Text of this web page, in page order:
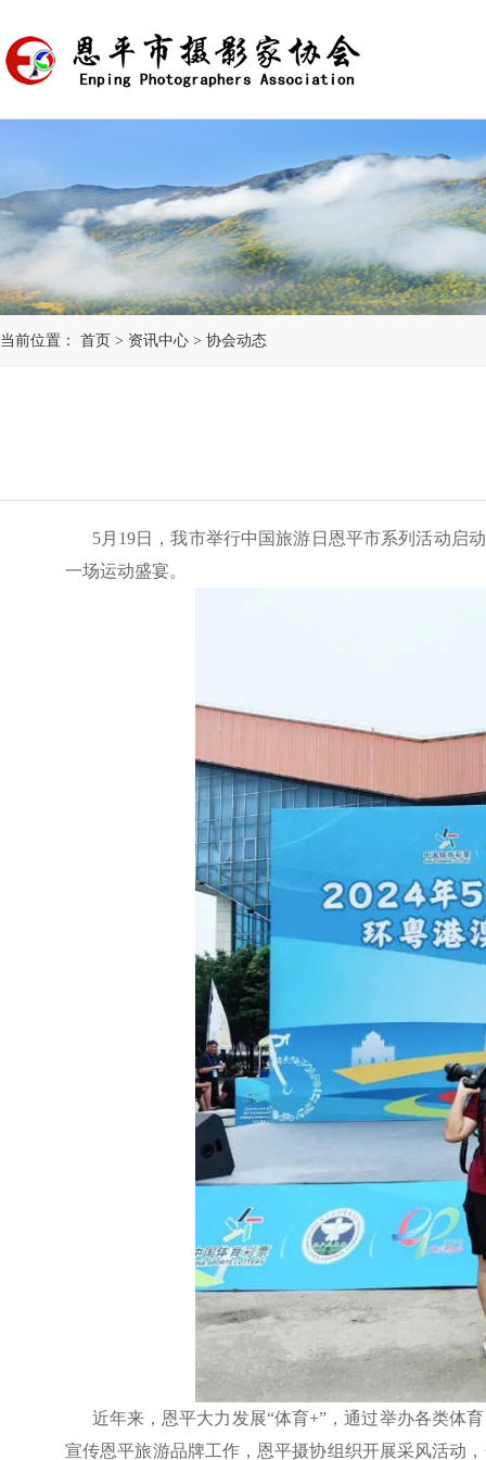
当前位置： 首页 > 资讯中心 > 协会动态
5月19日，我市举行中国旅游日恩平市系列活动启动
一场运动盛宴。
近年来，恩平大力发展“体育+”，通过举办各类体
宣传恩平旅游品牌工作，恩平摄协组织开展采风活动